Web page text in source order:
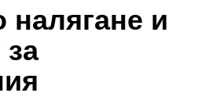
налягане и